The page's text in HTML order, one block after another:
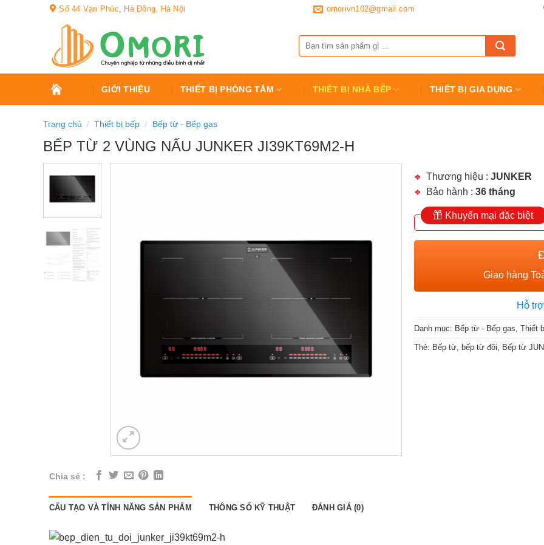
Số 44 Vạn Phúc, Hà Đông, Hà Nội omorivn102@gmail.com
kiếm:
TRANG
CHỦ
GIỚI THIỆU THIẾT BỊ PHÒNG TẮM THIẾT BỊ NHÀ BẾP THIẾT BỊ GIA DỤNG
Trang chủ / Thiết bị bếp / Bếp từ - Bếp gas
BẾP TỪ 2 VÙNG NẤU JUNKER JI39KT69M2-H
Chia sẻ :
Thương hiệu : JUNKER
Bảo hành : 36 tháng
Khuyến mại đặc biệt
Giao hàng
Hỗ
Danh mục: Bếp từ - Bếp gas, Thiết
Thẻ: Bếp từ, bếp từ đôi, Bếp từ
CẤU TẠO VÀ TÍNH NĂNG SẢN PHẨM THÔNG SỐ KỸ THUẬT ĐÁNH GIÁ (0)